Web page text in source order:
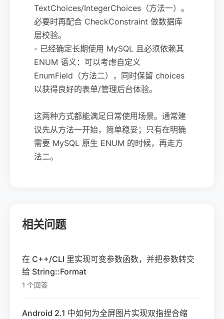
TextChoices/IntegerChoices（方法一）。
必要时再配合 CheckConstraint 做数据库
层校验。
- 已经确定长期使用 MySQL 且必须依赖其
ENUM 语义：可以考虑自定义
EnumField（方法二），同时保留 choices
以获得良好的表单/管理后台体验。
这两种方式都能满足日常使用场景。通常建
议先从方法一开始，简单稳妥；只有在明确
需要 MySQL 原生 ENUM 的时候，再走方
法二。
相关问题
在 C++/CLI 里实现可变参数函数，并把参数转交
给 String::Format
1 个回答
Android 2.1 中如何为全屏图片实现双指捏合缩